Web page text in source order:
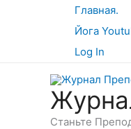
Главная.
Йога
Log In
Станьте